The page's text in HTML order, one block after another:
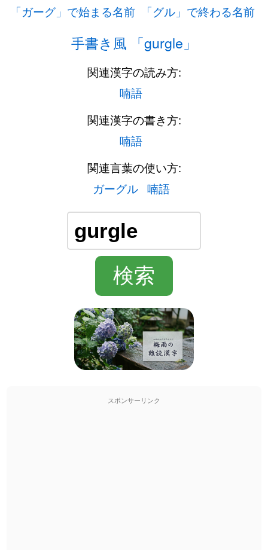
「ガーグ」で始まる名前 「グル」で終わる名前
手書き風 「gurgle」
関連漢字の読み方:
喃語
関連漢字の書き方:
喃語
関連言葉の使い方:
ガーグル 喃語
スポンサーリンク